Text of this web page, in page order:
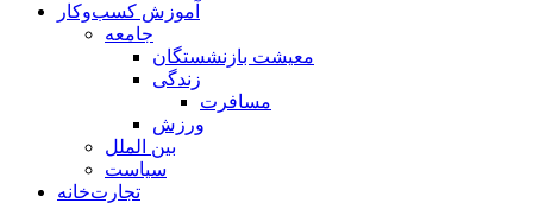
آموزش کسب‌وکار
جامعه
معیشت بازنشستگان
زندگی
مسافرت
ورزش
بین الملل
سیاست
تجارت‌خانه